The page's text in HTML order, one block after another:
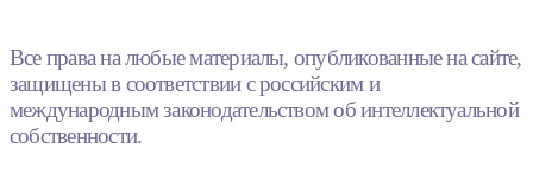
Все права на любые материалы, опубликованные на сайте,
защищены в соответствии с российским и
международным законодательством об интеллектуальной
собственности.